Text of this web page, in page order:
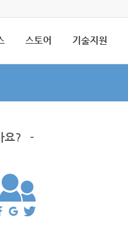
스토어 기술지원
요? -